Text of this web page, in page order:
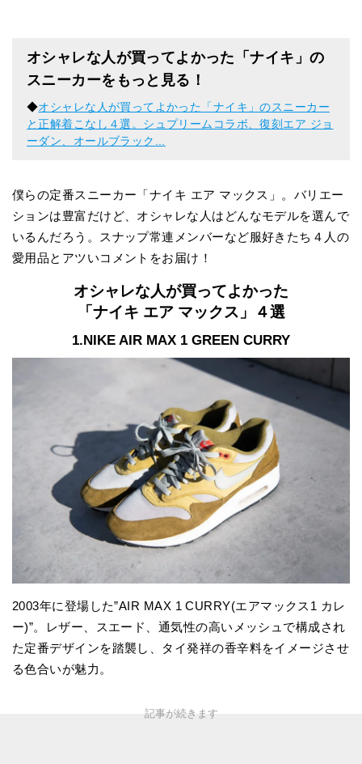
オシャレな人が買ってよかった「ナイキ」の
スニーカーをもっと見る！
◆オシャレな人が買ってよかった「ナイキ」のスニーカー
と正解着こなし４選。シュプリームコラボ、復刻エア ジョ
ーダン、オールブラック...
僕らの定番スニーカー「ナイキ エア マックス」。バリエー
ションは豊富だけど、オシャレな人はどんなモデルを選んで
いるんだろう。スナップ常連メンバーなど服好きたち４人の
愛用品とアツいコメントをお届け！
オシャレな人が買ってよかった
「ナイキ エア マックス」４選
1.NIKE AIR MAX 1 GREEN CURRY
2003年に登場した”AIR MAX 1 CURRY(エアマックス1 カレ
ー)”。レザー、スエード、通気性の高いメッシュで構成され
た定番デザインを踏襲し、タイ発祥の香辛料をイメージさせ
る色合いが魅力。